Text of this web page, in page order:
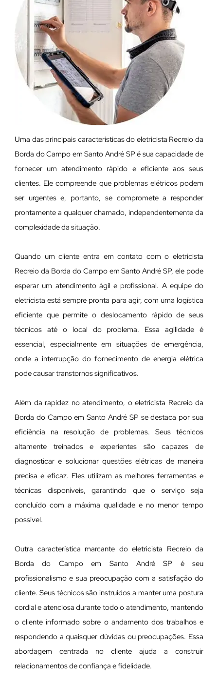
Uma das principais características do eletricista Recreio da
Borda do Campo em Santo André SP é sua capacidade de
fornecer um atendimento rápido e eficiente aos seus
clientes. Ele compreende que problemas elétricos podem
ser urgentes e, portanto, se compromete a responder
prontamente a qualquer chamado, independentemente da
complexidade da situação.
Quando um cliente entra em contato com o eletricista
Recreio da Borda do Campo em Santo André SP, ele pode
esperar um atendimento ágil e profissional. A equipe do
eletricista está sempre pronta para agir, com uma logística
eficiente que permite o deslocamento rápido de seus
técnicos até o local do problema. Essa agilidade é
essencial, especialmente em situações de emergência,
onde a interrupção do fornecimento de energia elétrica
pode causar transtornos significativos.
Além da rapidez no atendimento, o eletricista Recreio da
Borda do Campo em Santo André SP se destaca por sua
eficiência na resolução de problemas. Seus técnicos
altamente treinados e experientes são capazes de
diagnosticar e solucionar questões elétricas de maneira
precisa e eficaz. Eles utilizam as melhores ferramentas e
técnicas disponíveis, garantindo que o serviço seja
concluído com a máxima qualidade e no menor tempo
possível.
Outra característica marcante do eletricista Recreio da
Borda do Campo em Santo André SP é seu
profissionalismo e sua preocupação com a satisfação do
cliente. Seus técnicos são instruídos a manter uma postura
cordial e atenciosa durante todo o atendimento, mantendo
o cliente informado sobre o andamento dos trabalhos e
respondendo a quaisquer dúvidas ou preocupações. Essa
abordagem centrada no cliente ajuda a construir
relacionamentos de confiança e fidelidade.